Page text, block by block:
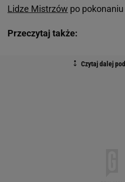
Lidze Mistrzów po pokonaniu
Przeczytaj także: